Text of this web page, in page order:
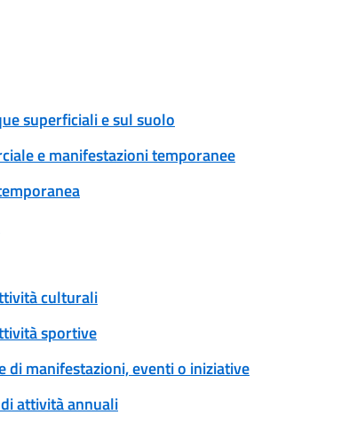
superficiali e sul suolo
e manifestazioni temporanee
culturali
sportive
di manifestazioni, eventi o iniziative
attività annuali